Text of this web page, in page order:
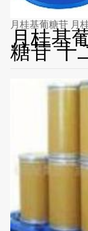
月桂基葡糖苷 月
月桂基
糖苷 十